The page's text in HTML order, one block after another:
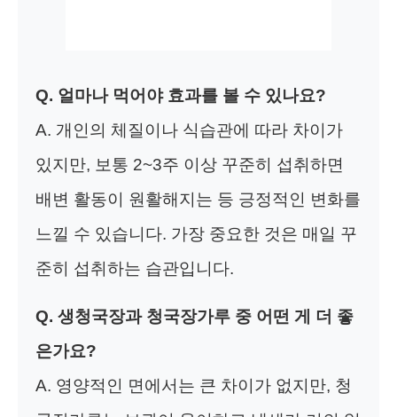
Q. 얼마나 먹어야 효과를 볼 수 있나요?
A. 개인의 체질이나 식습관에 따라 차이가
있지만, 보통 2~3주 이상 꾸준히 섭취하면
배변 활동이 원활해지는 등 긍정적인 변화를
느낄 수 있습니다. 가장 중요한 것은 매일 꾸
준히 섭취하는 습관입니다.
Q. 생청국장과 청국장가루 중 어떤 게 더 좋
은가요?
A. 영양적인 면에서는 큰 차이가 없지만, 청